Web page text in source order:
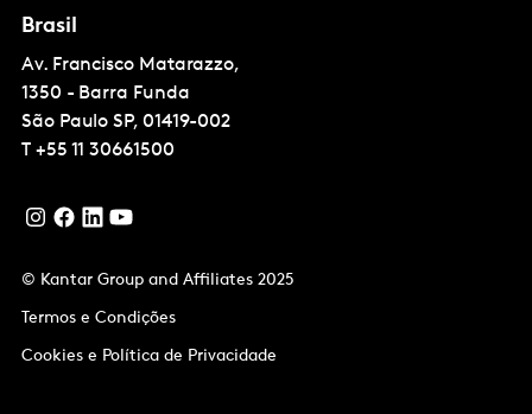
Brasil
Av. Francisco Matarazzo,
1350 - Barra Funda
São Paulo SP, 01419-002
T +55 11 30661500
© Kantar Group and Affiliates 2025
Termos e Condições
Cookies e Política de Privacidade